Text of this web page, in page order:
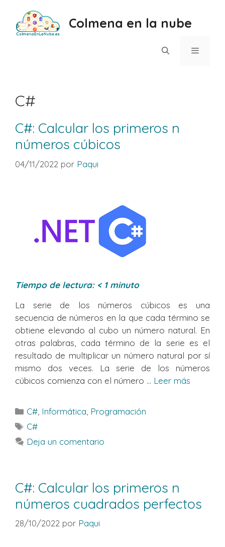
contenido
Colmena en la nube
C#
C#: Calcular los primeros n
números cúbicos
04/11/2022 por Paqui
Tiempo de lectura: < 1 minuto
La serie de los números cúbicos es una
secuencia de números en la que cada término se
obtiene elevando al cubo un número natural. En
otras palabras, cada término de la serie es el
resultado de multiplicar un número natural por sí
mismo dos veces. La serie de los números
cúbicos comienza con el número ... Leer más
Categorías
C# Informática Programación
Etiquetas
C#
Deja un comentario
C#: Calcular los primeros n
números cuadrados perfectos
28/10/2022 por Paqui